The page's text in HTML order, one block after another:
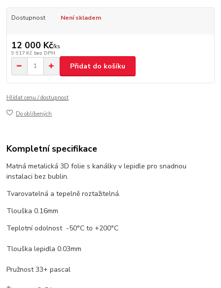
Dostupnost Není skladem
12 000 Kč/ks
9 917 Kč bez DPH
Přidat do košíku
Hlídat cenu / dostupnost
Do oblíbených
Kompletní specifikace
Matná metalická 3D folie s kanálky v lepidle pro snadnou
instalaci bez bublin.
Tvarovatelná a tepelně roztažitelná.
Tlouška 0.16mm
Teplotní odolnost -50°C to +200°C
Tlouška lepidla 0.03mm
Pružnost 33+ pascal